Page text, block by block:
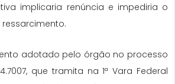
implicaria renúncia e impediria o
adotado pelo órgão no processo
que tramita na 1ª Vara Federal